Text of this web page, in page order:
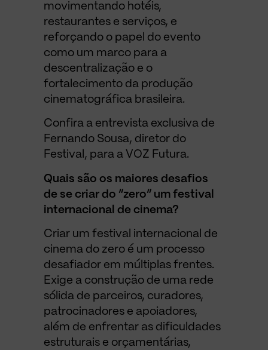
movimentando hotéis,
restaurantes e serviços, e
reforçando o papel do evento
como um marco para a
descentralização e o
fortalecimento da produção
cinematográfica brasileira.
Confira a entrevista exclusiva de
Fernando Sousa, diretor do
Festival, para a VOZ Futura.
Quais são os maiores desafios
de se criar do “zero” um festival
internacional de cinema?
Criar um festival internacional de
cinema do zero é um processo
desafiador em múltiplas frentes.
Exige a construção de uma rede
sólida de parceiros, curadores,
patrocinadores e apoiadores,
além de enfrentar as dificuldades
estruturais e orçamentárias,